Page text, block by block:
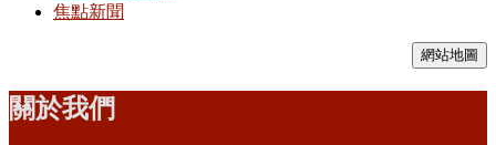
焦點新聞
網站地圖
關於我們